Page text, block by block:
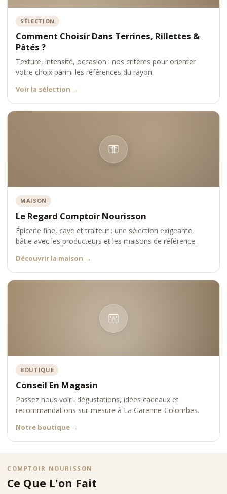
SÉLECTION
Comment Choisir Dans Terrines, Rillettes &
Pâtés ?
Texture, intensité, occasion : nos critères pour orienter
votre choix parmi les références du rayon.
Voir la sélection →
MAISON
Le Regard Comptoir Nourisson
Épicerie fine, cave et traiteur : une sélection exigeante,
bâtie avec les producteurs et les maisons de référence.
Découvrir la maison →
BOUTIQUE
Conseil En Magasin
Passez nous voir : dégustations, idées cadeaux et
recommandations sur-mesure à La Garenne-Colombes.
Notre boutique →
COMPTOIR NOURISSON
Ce Que L'on Fait